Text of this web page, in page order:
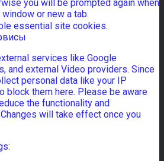
you will be prompted again when
or new a tab.
essential site cookies.
services like Google
and external Video providers. Since
personal data like your IP
block them here. Please be aware
the functionality and
will take effect once you